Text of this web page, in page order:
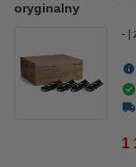
oryginalny
-
1